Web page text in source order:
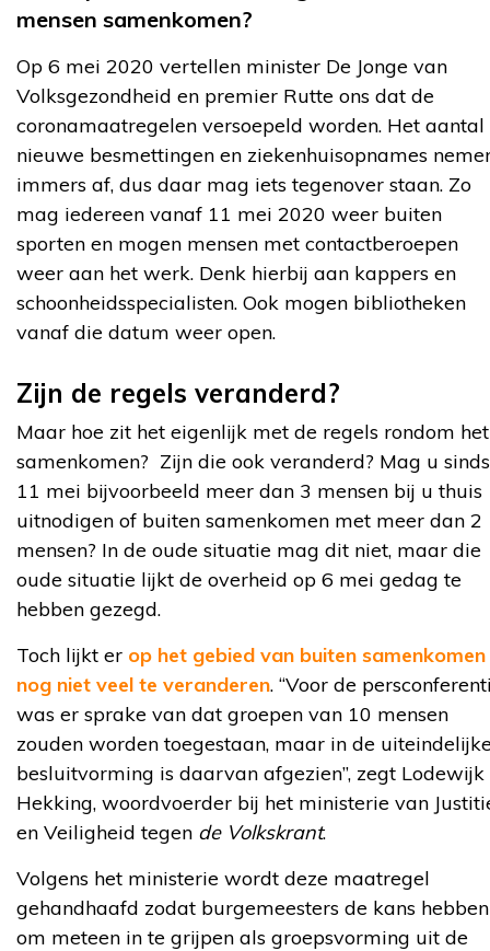
mensen samenkomen?
Op 6 mei 2020 vertellen minister De Jonge van
Volksgezondheid en premier Rutte ons dat de
coronamaatregelen versoepeld worden. Het aantal
nieuwe besmettingen en ziekenhuisopnames
immers af, dus daar mag iets tegenover staan. Zo
mag iedereen vanaf 11 mei 2020 weer buiten
sporten en mogen mensen met contactberoepen
weer aan het werk. Denk hierbij aan kappers en
schoonheidsspecialisten. Ook mogen bibliotheken
vanaf die datum weer open.
Zijn de regels veranderd?
Maar hoe zit het eigenlijk met de regels rondom het
samenkomen? Zijn die ook veranderd? Mag u sinds
11 mei bijvoorbeeld meer dan 3 mensen bij u thuis
uitnodigen of buiten samenkomen met meer dan 2
mensen? In de oude situatie mag dit niet, maar die
oude situatie lijkt de overheid op 6 mei gedag te
hebben gezegd.
Toch lijkt er op het gebied van buiten samenkomen
nog niet veel te veranderen. “Voor de
was er sprake van dat groepen van 10 mensen
zouden worden toegestaan, maar in de
besluitvorming is daarvan afgezien”, zegt Lodewijk
Hekking, woordvoerder bij het ministerie van
en Veiligheid tegen de Volkskrant.
Volgens het ministerie wordt deze maatregel
gehandhaafd zodat burgemeesters de kans hebben
om meteen in te grijpen als groepsvorming uit de